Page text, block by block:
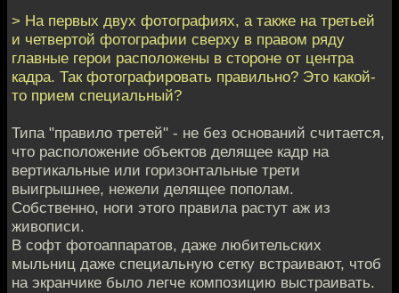
> На первых двух фотографиях, а также на третьей
и четвертой фотографии сверху в правом ряду
главные герои расположены в стороне от центра
кадра. Так фотографировать правильно? Это какой-
то прием специальный?
Типа "правило третей" - не без оснований считается,
что расположение объектов делящее кадр на
вертикальные или горизонтальные трети
выигрышнее, нежели делящее пополам.
Собственно, ноги этого правила растут аж из
живописи.
В софт фотоаппаратов, даже любительских
мыльниц даже специальную сетку встраивают, чтоб
на экранчике было легче композицию выстраивать.